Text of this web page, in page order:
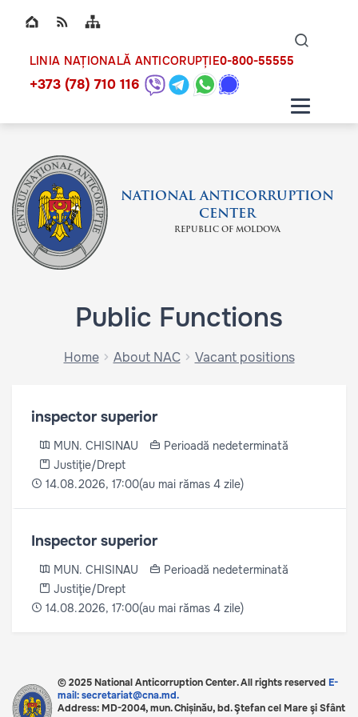
Top bar navigation
LINIA NAȚIONALĂ ANTICORUPȚIE0-800-55555
+373 (78) 710 116
NATIONAL ANTICORRUPTION
CENTER
REPUBLIC OF MOLDOVA
Public Functions
Home About NAC Vacant positions
inspector superior
MUN. CHISINAU
Perioadă nedeterminată
Justiţie/Drept
14.08.2026, 17:00(au mai rămas 4 zile)
Inspector superior
MUN. CHISINAU
Perioadă nedeterminată
Justiţie/Drept
14.08.2026, 17:00(au mai rămas 4 zile)
© 2025 National Anticorruption Center. All rights reserved E-
mail: secretariat@cna.md.
Address: MD-2004, mun. Chișinău, bd. Ştefan cel Mare şi Sfânt